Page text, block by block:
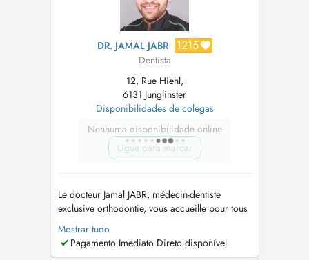
DR. JAMAL JABR 1215
Dentista
12, Rue Hiehl,
6131 Junglinster
Disponibilidades de colegas
Nenhuma disponibilidade online
Ligue para marcar
Le docteur Jamal JABR, médecin-dentiste
exclusive orthodontie, vous accueille pour tous
vos besoins en soins orthodontiques pour les
enfants et les adultes. Il propose des traitements
avec plusieurs sortes d'appareillages, dont les
Mostrar tudo
Pagamento Imediato Direto disponível